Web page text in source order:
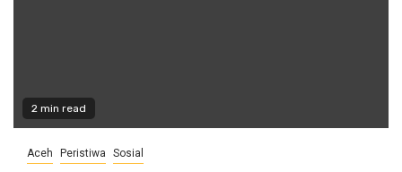
2 min read
Aceh Peristiwa Sosial